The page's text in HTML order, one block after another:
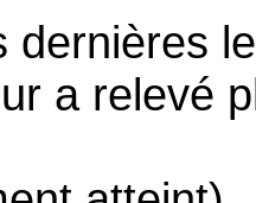
dernières
a relevé